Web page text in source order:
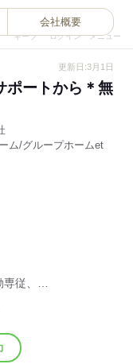
キープ ログイン メニュー
会社概要
更新日:3月1日
ポートから＊無
ム/グループホームet
専従、…